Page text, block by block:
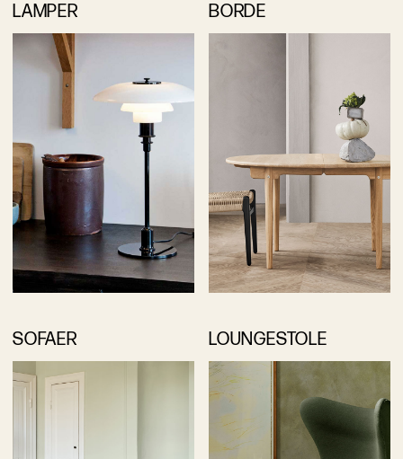
LAMPER BORDE
SOFAER LOUNGESTOLE